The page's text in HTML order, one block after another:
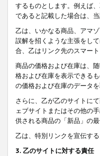
するものとします。例えば
であると記載した場合は、
乙は、いかなる商品、アマ
誤解を招くような主張をし
合、乙はリンク先のスマー
商品の価格および在庫は、
格および在庫を表示できる
の価格および在庫のデータを
さらに、乙が乙のサイトに
ェブサイトまたはその他の
供される商品の「新品」の
乙は、特別リンクを宣伝す
3. 乙のサイトに対する責任